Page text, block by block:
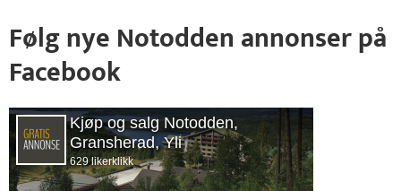
Følg nye Notodden annonser på
Facebook
Kjøp og salg Notodden,
Gransherad, Yli
629 likerklikk